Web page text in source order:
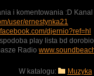
i komentowania :D Kanal
user/ernestynka21
djernio?ref=hl
play lista bd
Radio
W katalogu: Muzyka